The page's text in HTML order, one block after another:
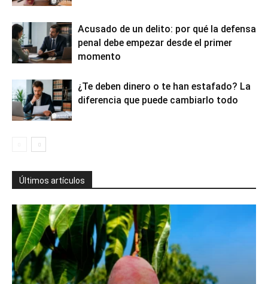
Acusado de un delito: por qué la defensa
penal debe empezar desde el primer
momento
¿Te deben dinero o te han estafado? La
diferencia que puede cambiarlo todo
Últimos artículos